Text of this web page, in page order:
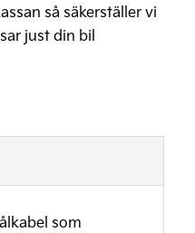
så säkerställer vi
just din bil
som